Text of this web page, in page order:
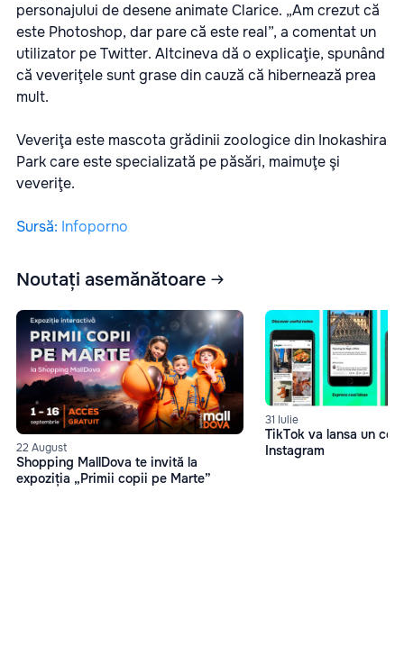
personajului de desene animate Clarice. „Am crezut că
este Photoshop, dar pare că este real”, a comentat un
utilizator pe Twitter. Altcineva dă o explicaţie, spunând
că veveriţele sunt grase din cauză că hibernează prea
mult.
Veveriţa este mascota grădinii zoologice din Inokashira
Park care este specializată pe păsări, maimuţe şi
veveriţe.
Sursă: Infoporno
Noutați asemănătoare
22 August
Shopping MallDova te invită la
expoziția „Primii copii pe Marte”
31 Iulie
TikTok va lansa un
Instagram